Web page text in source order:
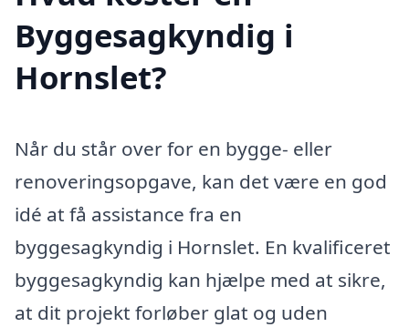
Byggesagkyndig i
Hornslet?
Når du står over for en bygge- eller
renoveringsopgave, kan det være en god
idé at få assistance fra en
byggesagkyndig i Hornslet. En kvalificeret
byggesagkyndig kan hjælpe med at sikre,
at dit projekt forløber glat og uden